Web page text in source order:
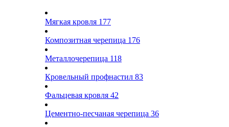
Мягкая кровля 177
Композитная черепица 176
Металлочерепица 118
Кровельный профнастил 83
Фальцевая кровля 42
Цементно-песчаная черепица 36